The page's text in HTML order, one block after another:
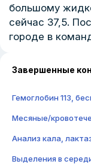
большому
сейчас 37,5.
городе в
Завершенные
Гемоглобин 113,
Месяные/
Анализ кала,
Выделения в